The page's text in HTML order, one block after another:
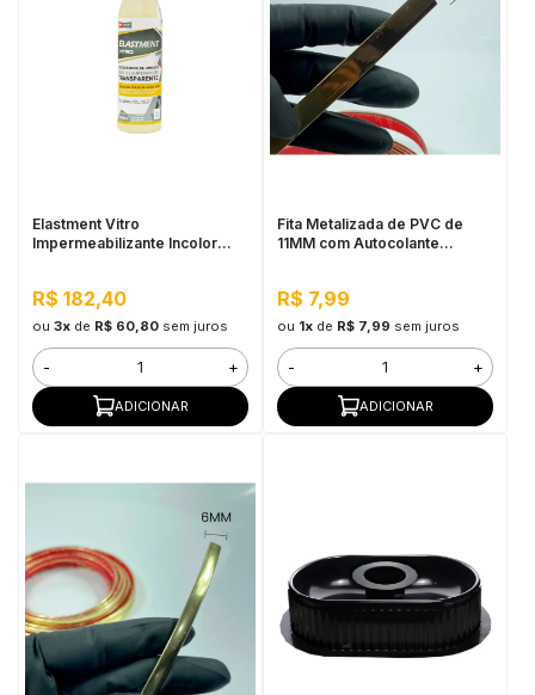
Elastment Vitro
Impermeabilizante Incolor
R$ 182,40
ou 3xde R$ 60,80 sem juros
- +
ADICIONAR
Fita Metalizada de PVC de
11MM com Autocolante
R$ 7,99
ou 1xde R$ 7,99 sem juros
- +
ADICIONAR